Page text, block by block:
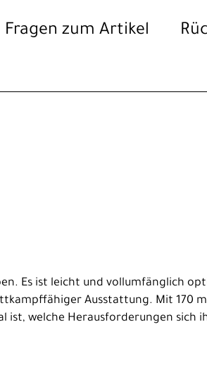
Fragen zum Artikel
Es ist leicht und vollumfänglich
Ausstattung. Mit 170
ist, welche Herausforderungen sich